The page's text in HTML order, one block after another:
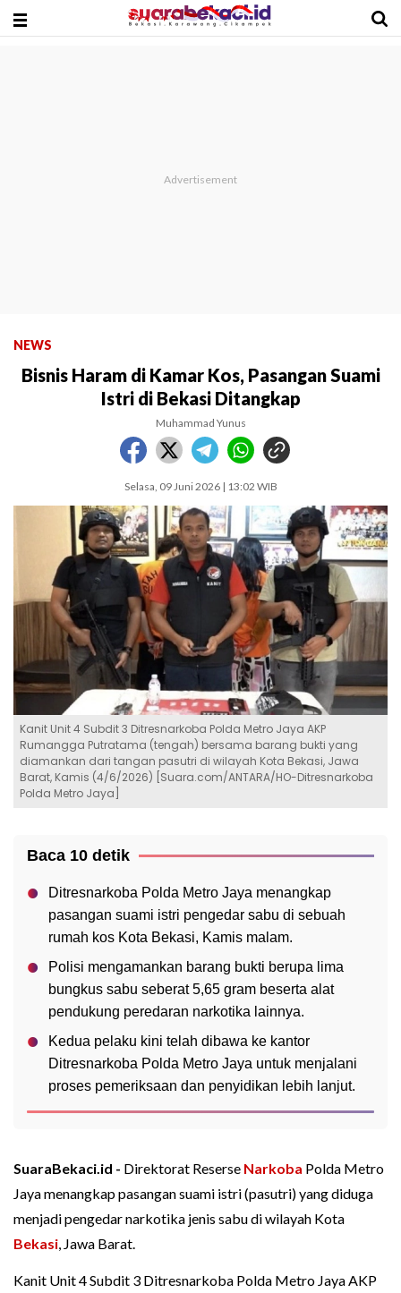
NEWS
Bisnis Haram di Kamar Kos, Pasangan Suami
Istri di Bekasi Ditangkap
Muhammad Yunus
Selasa, 09 Juni 2026 | 13:02 WIB
Kanit Unit 4 Subdit 3 Ditresnarkoba Polda Metro Jaya AKP
Rumangga Putratama (tengah) bersama barang bukti yang
diamankan dari tangan pasutri di wilayah Kota Bekasi, Jawa
Barat, Kamis (4/6/2026) [Suara.com/ANTARA/HO-Ditresnarkoba
Polda Metro Jaya]
Baca 10 detik
Ditresnarkoba Polda Metro Jaya menangkap
pasangan suami istri pengedar sabu di sebuah
rumah kos Kota Bekasi, Kamis malam.
Polisi mengamankan barang bukti berupa lima
bungkus sabu seberat 5,65 gram beserta alat
pendukung peredaran narkotika lainnya.
Kedua pelaku kini telah dibawa ke kantor
Ditresnarkoba Polda Metro Jaya untuk menjalani
proses pemeriksaan dan penyidikan lebih lanjut.
SuaraBekaci.id - Direktorat Reserse Narkoba Polda Metro
Jaya menangkap pasangan suami istri (pasutri) yang diduga
menjadi pengedar narkotika jenis sabu di wilayah Kota
Bekasi, Jawa Barat.
Kanit Unit 4 Subdit 3 Ditresnarkoba Polda Metro Jaya AKP